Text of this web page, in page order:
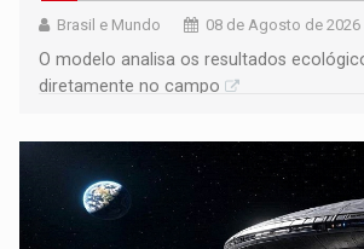
Brasil e Mundo 08 de Agosto de 2026
O modelo analisa os resultados
diretamente no campo